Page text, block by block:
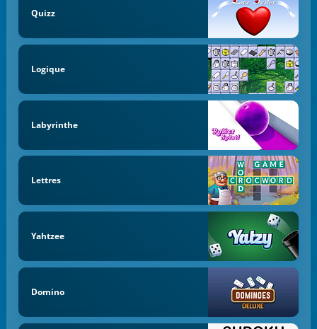
Quizz
Logique
Labyrinthe
Lettres
Yahtzee
Domino